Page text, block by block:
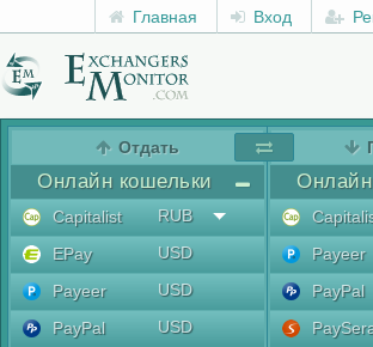
Главная Вход
Отдать
Онлайн кошельки
Capitalist
RUB
EPay
USD
Payeer
USD
PayPal
USD
Payeer
PayPal